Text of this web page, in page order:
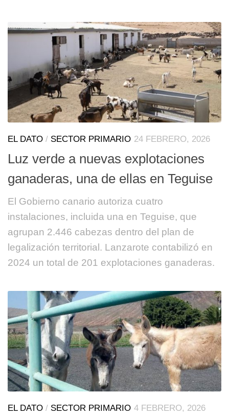
EL DATO / SECTOR PRIMARIO 24 FEBRERO, 2026
Luz verde a nuevas explotaciones
ganaderas, una de ellas en Teguise
El Gobierno canario autoriza cuatro
instalaciones, incluida una en Teguise, que
agrupan 2.446 cabezas dentro del plan de
legalización territorial. Lanzarote contabilizó en
2024 un total de 201 explotaciones ganaderas.
EL DATO / SECTOR PRIMARIO 4 FEBRERO, 2026